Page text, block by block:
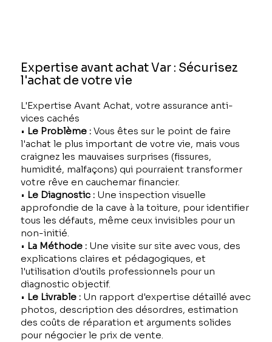
Expertise avant achat Var : Sécurisez
l'achat de votre vie
L'Expertise Avant Achat, votre assurance anti-
vices cachés
• Le Problème : Vous êtes sur le point de faire
l'achat le plus important de votre vie, mais vous
craignez les mauvaises surprises (fissures,
humidité, malfaçons) qui pourraient transformer
votre rêve en cauchemar financier.
• Le Diagnostic : Une inspection visuelle
approfondie de la cave à la toiture, pour identifier
tous les défauts, même ceux invisibles pour un
non-initié.
• La Méthode : Une visite sur site avec vous, des
explications claires et pédagogiques, et
l'utilisation d'outils professionnels pour un
diagnostic objectif.
• Le Livrable : Un rapport d'expertise détaillé avec
photos, description des désordres, estimation
des coûts de réparation et arguments solides
pour négocier le prix de vente.